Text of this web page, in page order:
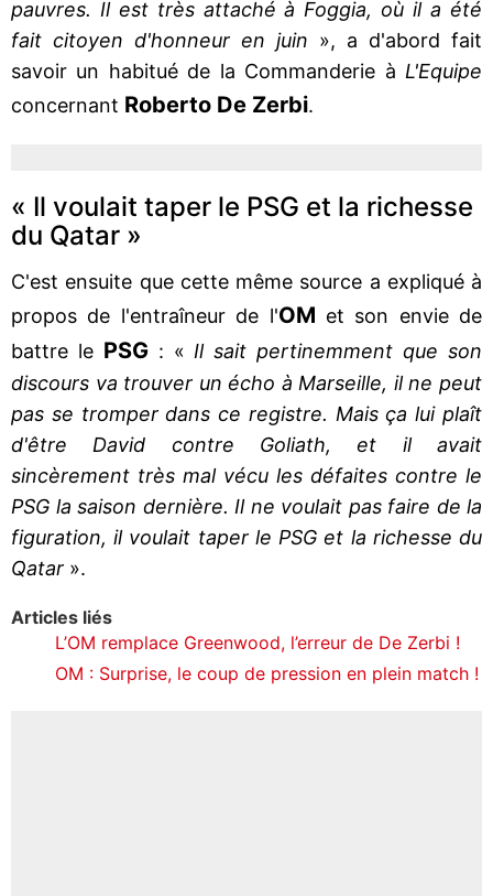
pauvres. Il est très attaché à Foggia, où il a été
fait citoyen d'honneur en juin », a d'abord fait
savoir un habitué de la Commanderie à L'Equipe
concernant Roberto De Zerbi.
« Il voulait taper le PSG et la richesse
du Qatar »
C'est ensuite que cette même source a expliqué à
propos de l'entraîneur de l'OM et son envie de
battre le PSG : « Il sait pertinemment que son
discours va trouver un écho à Marseille, il ne peut
pas se tromper dans ce registre. Mais ça lui plaît
d'être David contre Goliath, et il avait
sincèrement très mal vécu les défaites contre le
PSG la saison dernière. Il ne voulait pas faire de la
figuration, il voulait taper le PSG et la richesse du
Qatar ».
Articles liés
L’OM remplace Greenwood, l’erreur de De Zerbi !
OM : Surprise, le coup de pression en plein match !